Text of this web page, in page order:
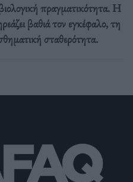
πραγματικότητα. Η
βαθιά τον εγκέφαλο, τη
σταθερότητα.